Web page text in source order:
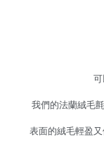
我們的法蘭絨毛
表面的絨毛輕盈